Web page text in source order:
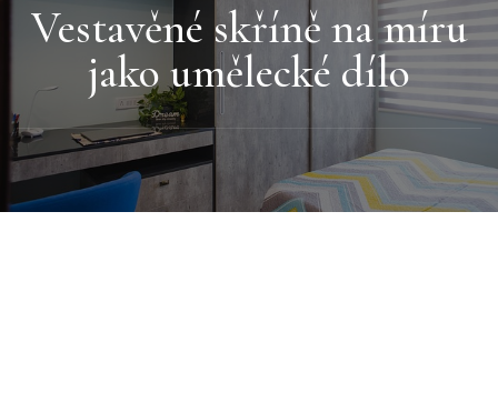
Vestavěné skříně na míru
jako umělecké dílo